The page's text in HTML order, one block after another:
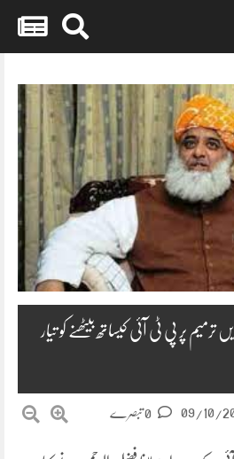
اقلیت میں،26ویں ترمیم پر پی ٹی آئی کیساتھ بیٹھنے کو تیار
09/10/